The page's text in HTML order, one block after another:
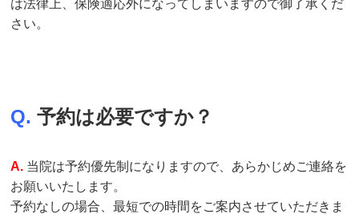
は法律上、保険適応外になってしまいますので御了承くだ
さい。
Q. 予約は必要ですか？
A. 当院は予約優先制になりますので、あらかじめご連絡を
お願いいたします。
予約なしの場合、最短での時間をご案内させていただきま